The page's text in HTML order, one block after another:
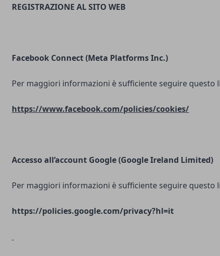
REGISTRAZIONE AL SITO WEB
Facebook Connect (Meta Platforms Inc.)
Per maggiori informazioni è sufficiente seguire questo
https://www.facebook.com/policies/cookies/
Accesso all’account Google (Google Ireland Limited)
Per maggiori informazioni è sufficiente seguire questo
https://policies.google.com/privacy?hl=it